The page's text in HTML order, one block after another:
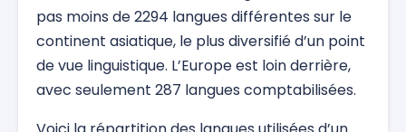
pas moins de 2294 langues différentes sur le
continent asiatique, le plus diversifié d’un point
de vue linguistique. L’Europe est loin derrière,
avec seulement 287 langues comptabilisées.